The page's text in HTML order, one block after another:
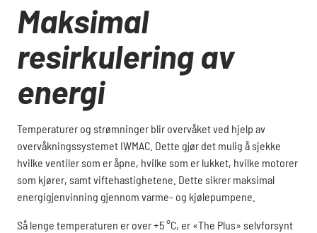
Maksimal
resirkulering av
energi
Temperaturer og strømninger blir overvåket ved hjelp av
overvåkningssystemet IWMAC. Dette gjør det mulig å sjekke
hvilke ventiler som er åpne, hvilke som er lukket, hvilke motorer
som kjører, samt viftehastighetene. Dette sikrer maksimal
energigjenvinning gjennom varme- og kjølepumpene.
Så lenge temperaturen er over +5 °C, er «The Plus» selvforsynt